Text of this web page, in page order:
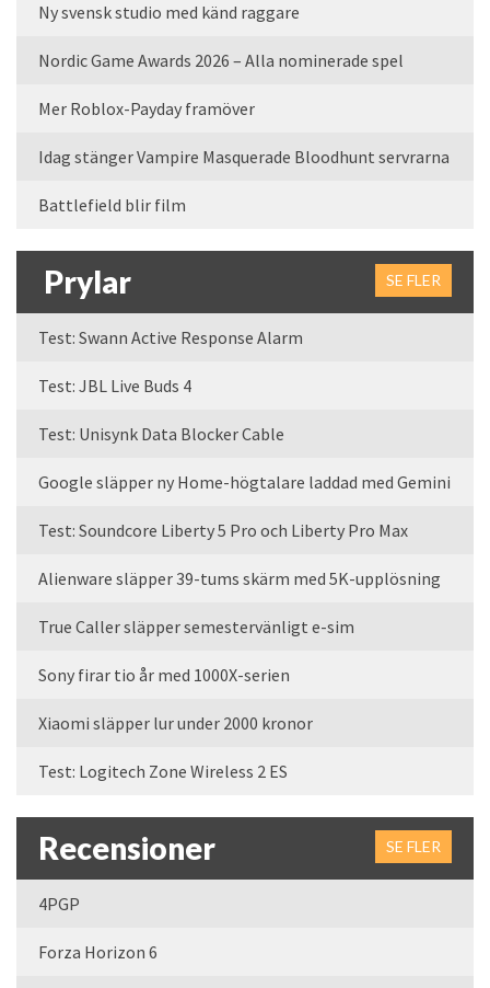
Ny svensk studio med känd raggare
Nordic Game Awards 2026 – Alla nominerade spel
Mer Roblox-Payday framöver
Idag stänger Vampire Masquerade Bloodhunt servrarna
Battlefield blir film
Prylar SE FLER
Test: Swann Active Response Alarm
Test: JBL Live Buds 4
Test: Unisynk Data Blocker Cable
Google släpper ny Home-högtalare laddad med Gemini
Test: Soundcore Liberty 5 Pro och Liberty Pro Max
Alienware släpper 39-tums skärm med 5K-upplösning
True Caller släpper semestervänligt e-sim
Sony firar tio år med 1000X-serien
Xiaomi släpper lur under 2000 kronor
Test: Logitech Zone Wireless 2 ES
Recensioner SE FLER
4PGP
Forza Horizon 6